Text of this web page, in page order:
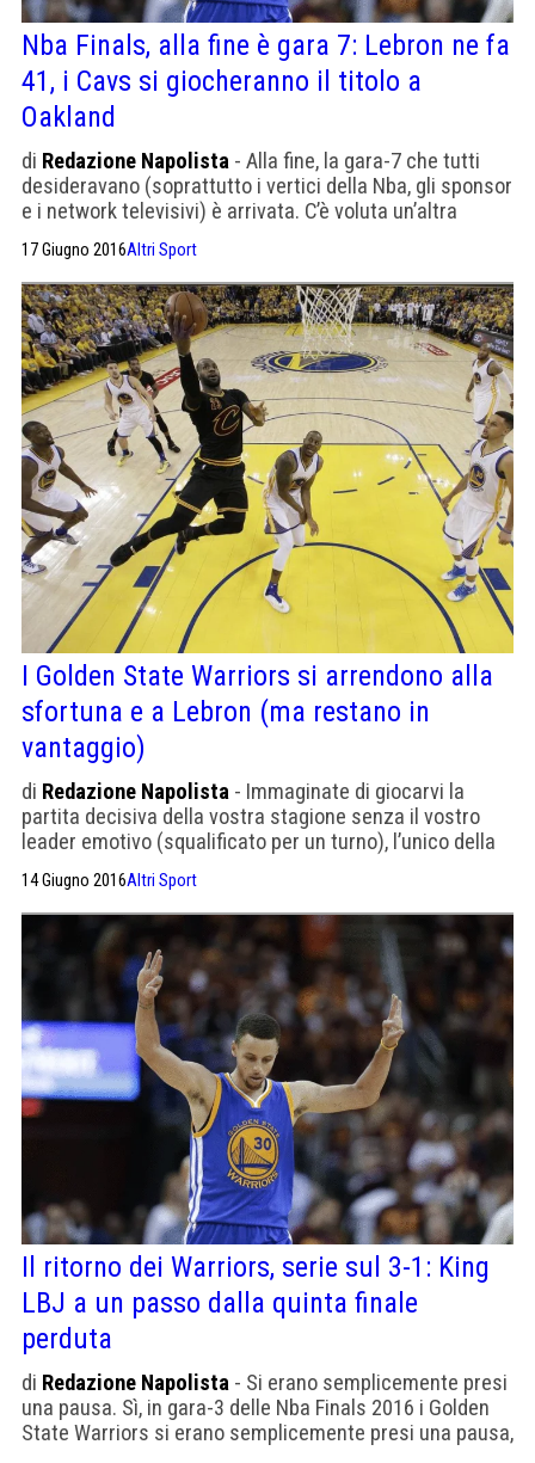
Nba Finals, alla fine è gara 7: Lebron ne fa
41, i Cavs si giocheranno il titolo a
Oakland
di Redazione Napolista - Alla fine, la gara-7 che tutti
desideravano (soprattutto i vertici della Nba, gli sponsor
e i network televisivi) è arrivata. C’è voluta un’altra
punti segnati tre giorni fa (con 8 rimbalzi e 11 assist),
entrando nel ristretto club dei campioni capaci di
andare oltre il […]
17 Giugno 2016Altri Sport
I Golden State Warriors si arrendono alla
sfortuna e a Lebron (ma restano in
vantaggio)
di Redazione Napolista - Immaginate di giocarvi la
partita decisiva della vostra stagione senza il vostro
leader emotivo (squalificato per un turno), l’unico della
rosa presente in tutte le vostre 88 vittorie stagionali,
nonché il giocatore che vi permette di variare in corso
d’opera assetto tattico alzando e abbassando i quintetti
e marcando più o meno con la stessa […]
14 Giugno 2016Altri Sport
Il ritorno dei Warriors, serie sul 3-1: King
LBJ a un passo dalla quinta finale
perduta
di Redazione Napolista - Si erano semplicemente presi
una pausa. Sì, in gara-3 delle Nba Finals 2016 i Golden
State Warriors si erano semplicemente presi una pausa,